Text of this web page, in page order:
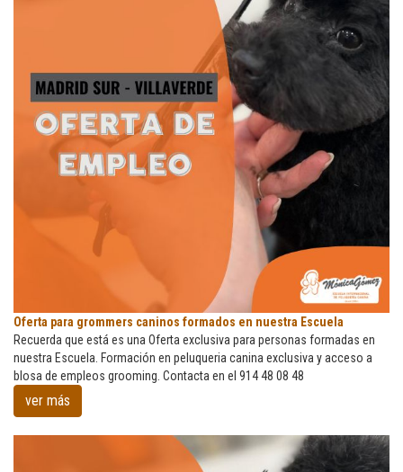
Oferta
para
grommers
caninos
formados
Oferta para grommers caninos formados en nuestra Escuela
Recuerda que está es una Oferta exclusiva para personas formadas en
nuestra Escuela. Formación en peluqueria canina exclusiva y acceso a
blosa de empleos grooming. Contacta en el 914 48 08 48
ver más